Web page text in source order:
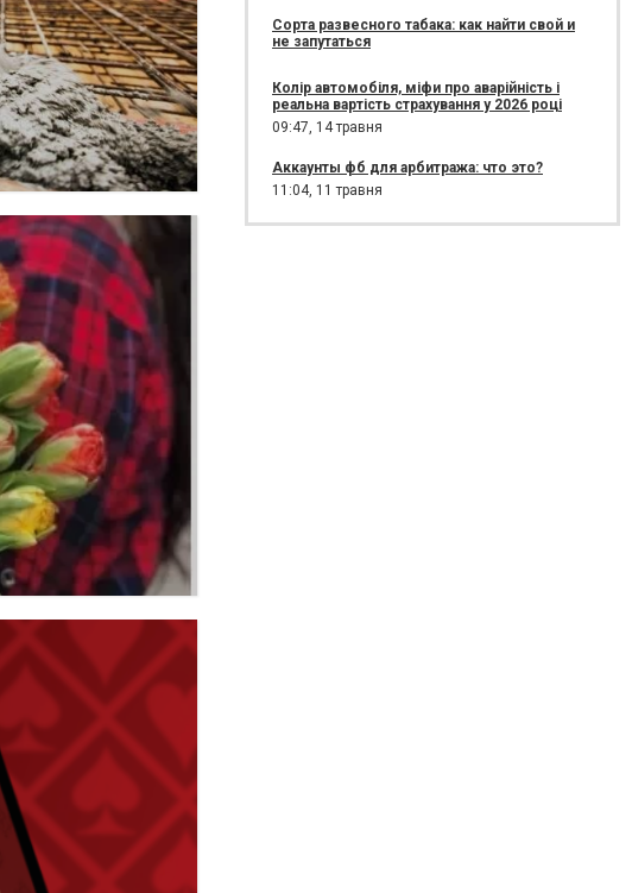
Сорта развесного табака: как найти свой и
не запутаться
Колір автомобіля, міфи про аварійність і
реальна вартість страхування у 2026 році
09:47, 14 травня
Аккаунты фб для арбитража: что это?
11:04, 11 травня